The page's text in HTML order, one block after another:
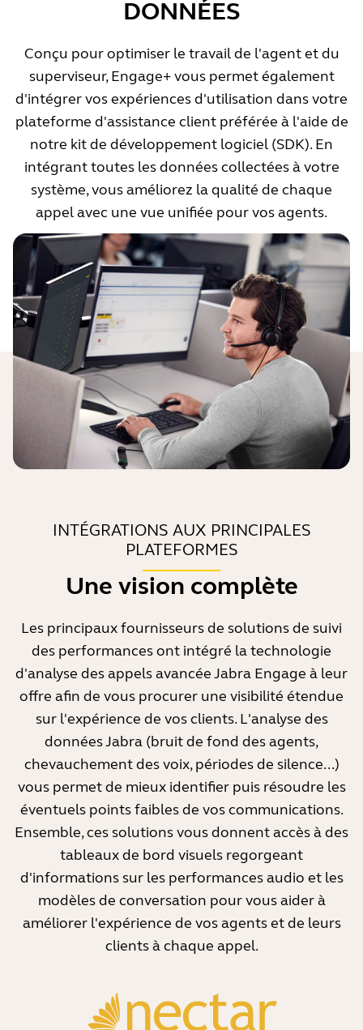
Les notifications Engage+ vous alertent en cas de
bruit de fond... mais généralement, votre micro-
casque fait le nécessaire pour l'éliminer !
Toutefois, les bruits de fond élevés peuvent dégrader
la qualité de votre voix et même être perceptibles
par votre interlocuteur. Généralement, c'est à partir
de 65 dB que la qualité audio commence à devenir
problématique.
Ce que vous pouvez faire
Lorsque le bruit de fond devient gênant, vous
disposez d'un certain nombre d'options pour
améliorer la situation. Tout d'abord, vérifiez que
votre microphone est placé tout près de votre
bouche. Vous améliorerez ainsi votre clarté vocale et
réduirez l'impact du bruit de fond.
Idéalement, faite une évaluation de votre poste de
travail. Vous est-il possible de réduire le bruit de
Dans le cas contraire, essayez de changer de lieu de
travail dans la mesure du possible.
DONNÉES
Conçu pour optimiser le travail de l'agent et du
superviseur, Engage+ vous permet également
d'intégrer vos expériences d'utilisation dans votre
plateforme d'assistance client préférée à l'aide de
notre kit de développement logiciel (SDK). En
intégrant toutes les données collectées à votre
système, vous améliorez la qualité de chaque
appel avec une vue unifiée pour vos agents.
INTÉGRATIONS AUX PRINCIPALES
PLATEFORMES
Une vision complète
Les principaux fournisseurs de solutions de suivi
des performances ont intégré la technologie
d'analyse des appels avancée Jabra Engage à leur
offre afin de vous procurer une visibilité étendue
sur l'expérience de vos clients. L'analyse des
données Jabra (bruit de fond des agents,
chevauchement des voix, périodes de silence...)
vous permet de mieux identifier puis résoudre les
éventuels points faibles de vos communications.
Ensemble, ces solutions vous donnent accès à des
tableaux de bord visuels regorgeant
d'informations sur les performances audio et les
modèles de conversation pour vous aider à
améliorer l'expérience de vos agents et de leurs
clients à chaque appel.